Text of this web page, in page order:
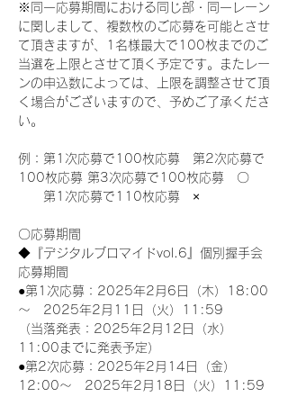
※同一応募期間における同じ部・同一レーン
に関しまして、複数枚のご応募を可能とさせ
て頂きますが、1名様最大で100枚までのご
当選を上限とさせて頂く予定です。またレー
ンの申込数によっては、上限を調整させて頂
く場合がございますので、予めご了承くださ
い。
例：第1次応募で100枚応募　第2次応募で
100枚応募 第3次応募で100枚応募　〇
第1次応募で110枚応募　×
〇応募期間
◆『デジタルブロマイドvol.6』個別握手会
応募期間
●第1次応募：2025年2月6日（木）18:00
～　2025年2月11日（火）11:59
（当落発表：2025年2月12日（水）
11:00までに発表予定）
●第2次応募：2025年2月14日（金）
12:00～　2025年2月18日（火）11:59